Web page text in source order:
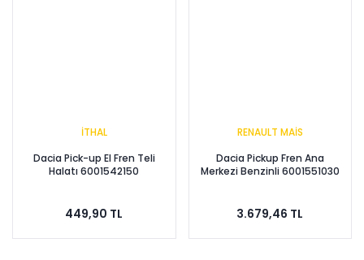
İTHAL
Dacia Pick-up El Fren Teli
Halatı 6001542150
449,90 TL
RENAULT MAİS
Dacia Pickup Fren Ana
Merkezi Benzinli 6001551030
3.679,46 TL